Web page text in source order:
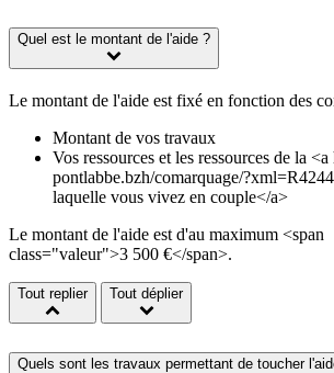
Quel est le montant de l'aide ?
Le montant de l'aide est fixé en fonction des
Montant de vos travaux
Vos ressources et les ressources de la
pontlabbe.bzh/comarquage/
laquelle vous vivez en couple</a>
Le montant de l'aide est d'au maximum <span
class="valeur">3 500 €</span>.
Tout replier Tout déplier
Quels sont les travaux permettant de toucher